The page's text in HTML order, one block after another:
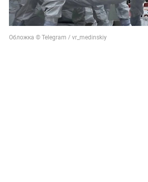
Обложка © Telegram / vr_medinskiy